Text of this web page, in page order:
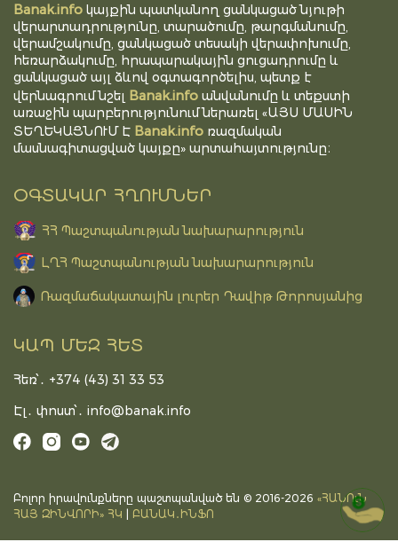
Banak.info կայքին պատկանող ցանկացած նյութի
վերարտադրությունը, տարածումը, թարգմանումը,
վերամշակումը, ցանկացած տեսակի վերափոխումը,
հեռարձակումը, հրապարակային ցուցադրումը և
ցանկացած այլ ձևով օգտագործելիս, պետք է
վերնագրում նշել Banak.info անվանումը և տեքստի
առաջին պարբերությունում ներառել «ԱՅՍ ՄԱՍԻՆ
ՏԵՂԵԿԱՑՆՈՒՄ Է Banak.info ռազմական
մասնագիտացված կայքը» արտահայտությունը։
ՕԳՏԱԿԱՐ ՀՂՈՒՄՆԵՐ
ՀՀ Պաշտպանության նախարարություն
ԼՂՀ Պաշտպանության նախարարություն
Ռազմաճակատային լուրեր Դավիթ Թորոսյանից
ԿԱՊ ՄԵԶ ՀԵՏ
Հեռ՝․ +374 (43) 31 33 53
Էլ․ փոստ՝․ info@banak.info
Բոլոր իրավունքները պաշտպանված են © 2016-2026 «ՀԱՆՈւՆ
ՀԱՅ ԶԻՆՎՈՐԻ» ՀԿ
ԲԱՆԱԿ․ԻՆՖՈ